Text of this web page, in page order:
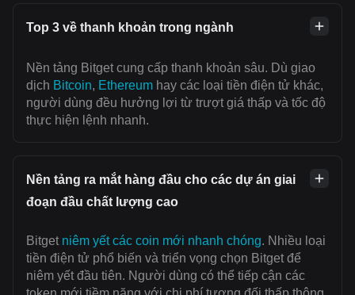
Top 3 về thanh khoản trong ngành
Nền tảng Bitget cung cấp thanh khoản sâu. Dù giao
dịch Bitcoin, Ethereum hay các loại tiền điện tử khác,
người dùng đều hưởng lợi từ trượt giá thấp và tốc độ
thực hiện lệnh nhanh.
Nền tảng ra mắt hàng đầu cho các dự án giai
đoạn đầu chất lượng cao
Bitget niêm yết các coin mới nhanh chóng. Nhiều loại
tiền điện tử phổ biến và triển vọng chọn Bitget để
niêm yết đầu tiên. Người dùng có thể tiếp cận các